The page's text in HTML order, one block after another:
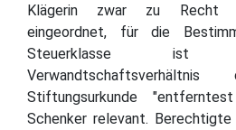
Klägerin zwar zu Recht
eingeordnet, für die
Steuerklasse
Stiftungsurkunde
Schenker relevant.